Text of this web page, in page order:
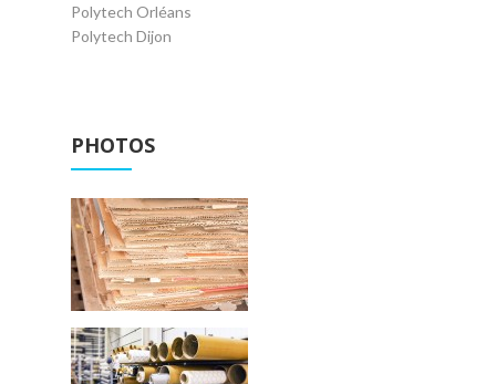
Polytech Orléans
Polytech Dijon
PHOTOS